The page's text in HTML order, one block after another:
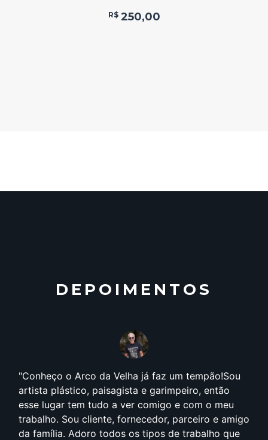
R$ 250,00
DEPOIMENTOS
Conheço o Arco da Velha já faz um tempão!Sou
artista plástico, paisagista e garimpeiro, então
esse lugar tem tudo a ver comigo e com o meu
trabalho. Sou cliente, fornecedor, parceiro e amigo
da família. Adoro todos os tipos de trabalho que